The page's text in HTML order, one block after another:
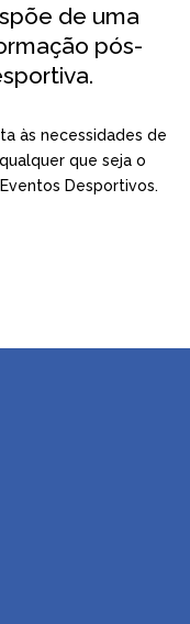
de uma
pós-
às necessidades de
que seja o
Desportivos.